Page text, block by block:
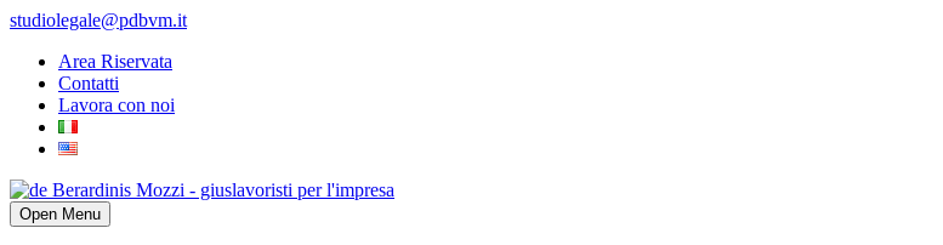
studiolegale@pdbvm.it
Area Riservata
Contatti
Lavora con noi
Open Menu